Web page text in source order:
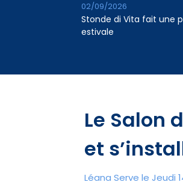
Stonde di Vita fait une
estivale
02/09/2026
Le Salon
et
Léana Serve le Jeudi